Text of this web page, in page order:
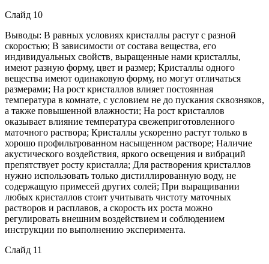
Слайд 10
Выводы: В равных условиях кристаллы растут с разной
скоростью; В зависимости от состава вещества, его
индивидуальных свойств, выращенные нами кристаллы,
имеют разную форму, цвет и размер; Кристаллы одного
вещества имеют одинаковую форму, но могут отличаться
размерами; На рост кристаллов влияет постоянная
температура в комнате, с условием не до пускания сквозняков,
а также повышенной влажности; На рост кристаллов
оказывает влияние температура свежеприготовленного
маточного раствора; Кристаллы ускоренно растут только в
хорошо профильтрованном насыщенном растворе; Наличие
акустического воздействия, яркого освещения и вибраций
препятствует росту кристалла; Для растворения кристаллов
нужно использовать только дистиллированную воду, не
содержащую примесей других солей; При выращивании
любых кристаллов стоит учитывать чистоту маточных
растворов и расплавов, а скорость их роста можно
регулировать внешним воздействием и соблюдением
инструкции по выполнению эксперимента.
Слайд 11